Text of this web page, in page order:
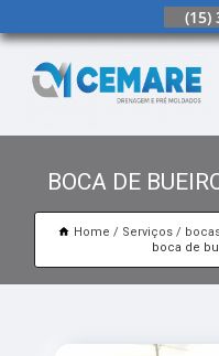
(15)
BOCA DE
Home Serviços
boca de